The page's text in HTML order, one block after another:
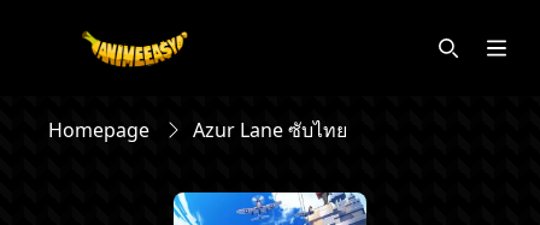
Homepage Azur Lane ซับไทย